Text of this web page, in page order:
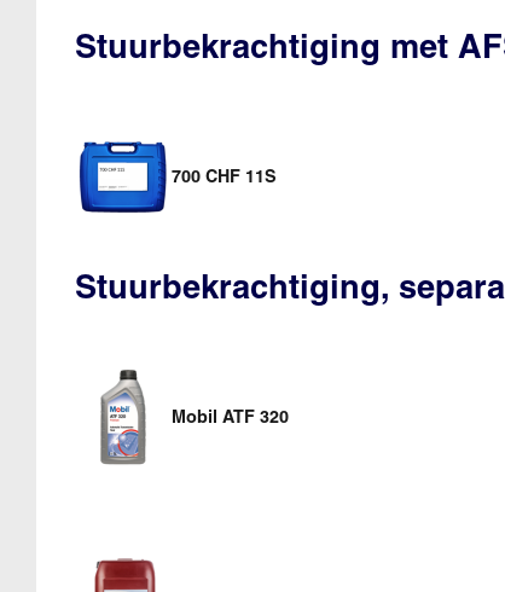
Stuurbekrachtiging met
700 CHF 11S
Stuurbekrachtiging,
Mobil ATF 320